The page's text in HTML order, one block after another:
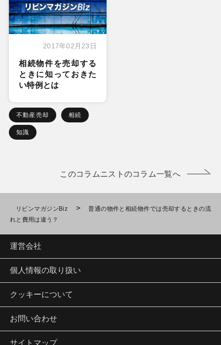
2017年02月23日
相続物件を売却する
ときに知っておきた
い特例とは
不動産売却 相続
知識
このコラムニストのコラム一覧へ
リビンマガジンBiz >
普通の物件と相続物件では売却するときの流
れと費用は違う？
運営会社
個人情報の取り扱い
クッキーについて
お問い合わせ
サイトマップ